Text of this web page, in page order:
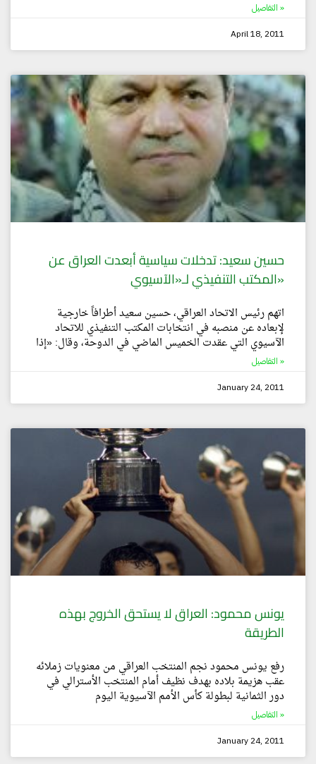
التفاصيل »
April 18, 2011
حسين سعيد: تدخلات سياسية أبعدت العراق عن
المكتب التنفيذي لـ«الآسيوي»
اتهم رئيس الاتحاد العراقي، حسين سعيد أطرافاً خارجية
لإبعاده عن منصبه في انتخابات المكتب التنفيذي للاتحاد
الآسيوي التي عقدت الخميس الماضي في الدوحة، وقال: «إذا
التفاصيل »
January 24, 2011
يونس محمود: العراق لا يستحق الخروج بهذه
الطريقة
رفع يونس محمود نجم المنتخب العراقي من معنويات زملائه
عقب هزيمة بلاده بهدف نظيف أمام المنتخب الأسترالي في
دور الثمانية لبطولة كأس الأمم الآسيوية اليوم
التفاصيل »
January 24, 2011